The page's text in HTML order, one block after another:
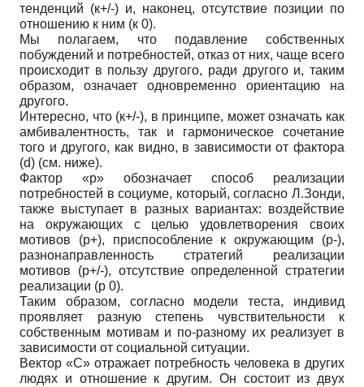
тенденций (к+/-) и, наконец, отсутствие позиции по
отношению к ним (к 0).
Мы полагаем, что подавление собственных
побуждений и потребностей, отказ от них, чаще всего
происходит в пользу другого, ради другого и, таким
образом, означает одновременно ориентацию на
другого.
Интересно, что (к+/-), в принципе, может означать как
амбивалентность, так и гармоническое сочетание
того и другого, как видно, в зависимости от фактора
(d) (см. ниже).
Фактор «р» обозначает способ реализации
потребностей в социуме, который, согласно Л.Зонди,
также выступает в разных вариантах: воздействие
на окружающих с целью удовлетворения своих
мотивов (р+), приспособление к окружающим (р-),
разнонаправленность стратегий реализации
мотивов (р+/-), отсутствие определенной стратегии
реализации (р 0).
Таким образом, согласно модели теста, индивид
проявляет разную степень чувствительности к
собственным мотивам и по-разному их реализует в
зависимости от социальной ситуации.
Вектор «С» отражает потребность человека в других
людях и отношение к другим. Он состоит из двух